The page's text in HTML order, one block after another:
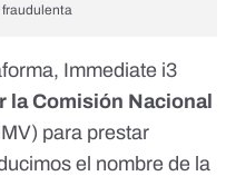
Immediate i3
la Comisión Nacional
para prestar
el nombre de la